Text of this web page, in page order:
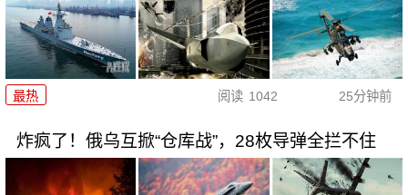
最热 阅读 1042 25分钟前
炸疯了！俄乌互掀“仓库战”，28枚导弹全拦不住